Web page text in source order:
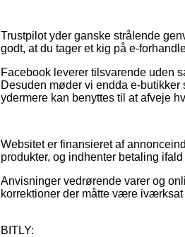
Trustpilot yder ganske strålende
godt, at du tager et kig på e-
Facebook leverer tilsvarende uden
Desuden møder vi endda e-
ydermere kan benyttes til at afveje
Websitet er finansieret af
produkter, og indhenter betaling
Anvisninger vedrørende varer og
korrektioner der måtte være
BITLY: